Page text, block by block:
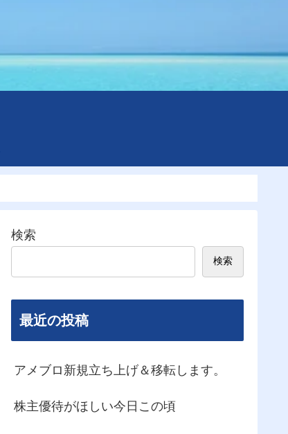
検索
検索
最近の投稿
アメブロ新規立ち上げ＆移転します。
株主優待がほしい今日この頃